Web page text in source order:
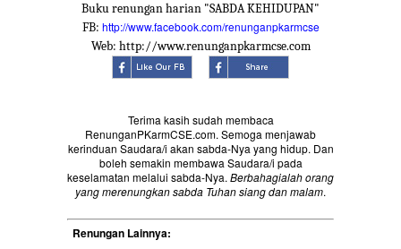
Buku renungan harian "SABDA KEHIDUPAN"
FB: http://www.facebook.com/renunganpkarmcse
Web: http://www.renunganpkarmcse.com
Terima kasih sudah membaca
RenunganPKarmCSE.com. Semoga menjawab
kerinduan Saudara/i akan sabda-Nya yang hidup. Dan
boleh semakin membawa Saudara/i pada
keselamatan melalui sabda-Nya. Berbahagialah orang
yang merenungkan sabda Tuhan siang dan malam.
Renungan Lainnya: